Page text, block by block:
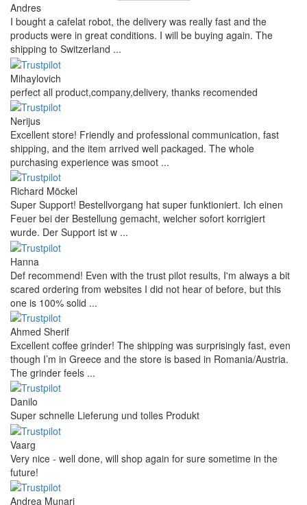
Andres
I bought a cafelat robot, the delivery was really fast and the
products were in great conditions. I will be buying again. The
shipping to Switzerland ...
Mihaylovich
perfect all product,company,delivery, thanks recomended
Nerijus
Excellent store! Friendly and professional communication, fast
shipping, and the item arrived well packaged. The whole
purchasing experience was smoot ...
Richard Möckel
Super Support! Bestellvorgang hat super funktioniert. Ich einen
Feuer bei der Bestellung gemacht, welcher sofort korrigiert
wurde. Der Support ist w ...
Hanna
Def recommend! Even with the trust pilot results, I'm always a bit
scared ordering from websites I did not hear of before, but this
one is 100% solid ...
Ahmed Sherif
Excellent coffee grinder! The shipping was surprisingly fast, even
though I’m in Greece and the store is based in Romania/Austria.
The grinder feels ...
Danilo
Super schnelle Lieferung und tolles Produkt
Vaarg
Very nice - well done, will shop again for sure sometime in the
future!
Andrea Munari